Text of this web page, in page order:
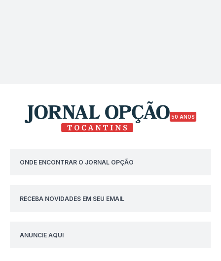
50 ANOS
ONDE ENCONTRAR O JORNAL OPÇÃO
RECEBA NOVIDADES EM SEU EMAIL
ANUNCIE AQUI